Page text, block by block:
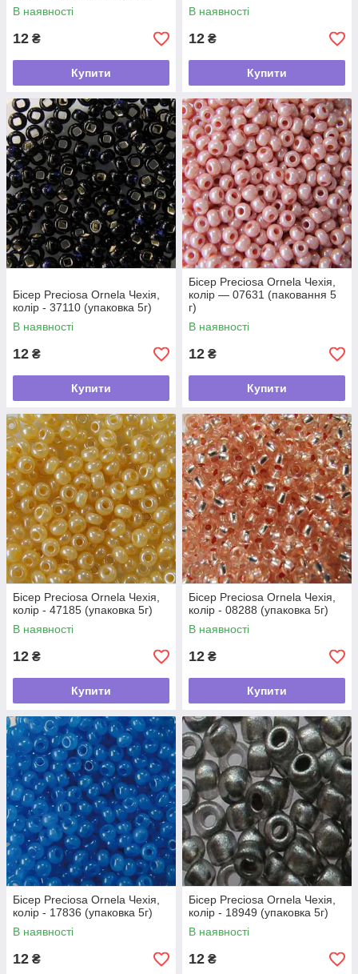
В наявності
12 ₴
Купити
В наявності
12 ₴
Купити
Бісер Preciosa Ornela Чехія,
колір - 37110 (упаковка 5г)
В наявності
12 ₴
Купити
Бісер Preciosa Ornela Чехія,
колір — 07631 (паковання 5
г)
В наявності
12 ₴
Купити
Бісер Preciosa Ornela Чехія,
колір - 47185 (упаковка 5г)
В наявності
12 ₴
Купити
Бісер Preciosa Ornela Чехія,
колір - 08288 (упаковка 5г)
В наявності
12 ₴
Купити
Бісер Preciosa Ornela Чехія,
колір - 17836 (упаковка 5г)
В наявності
12 ₴
Бісер Preciosa Ornela Чехія,
колір - 18949 (упаковка 5г)
В наявності
12 ₴